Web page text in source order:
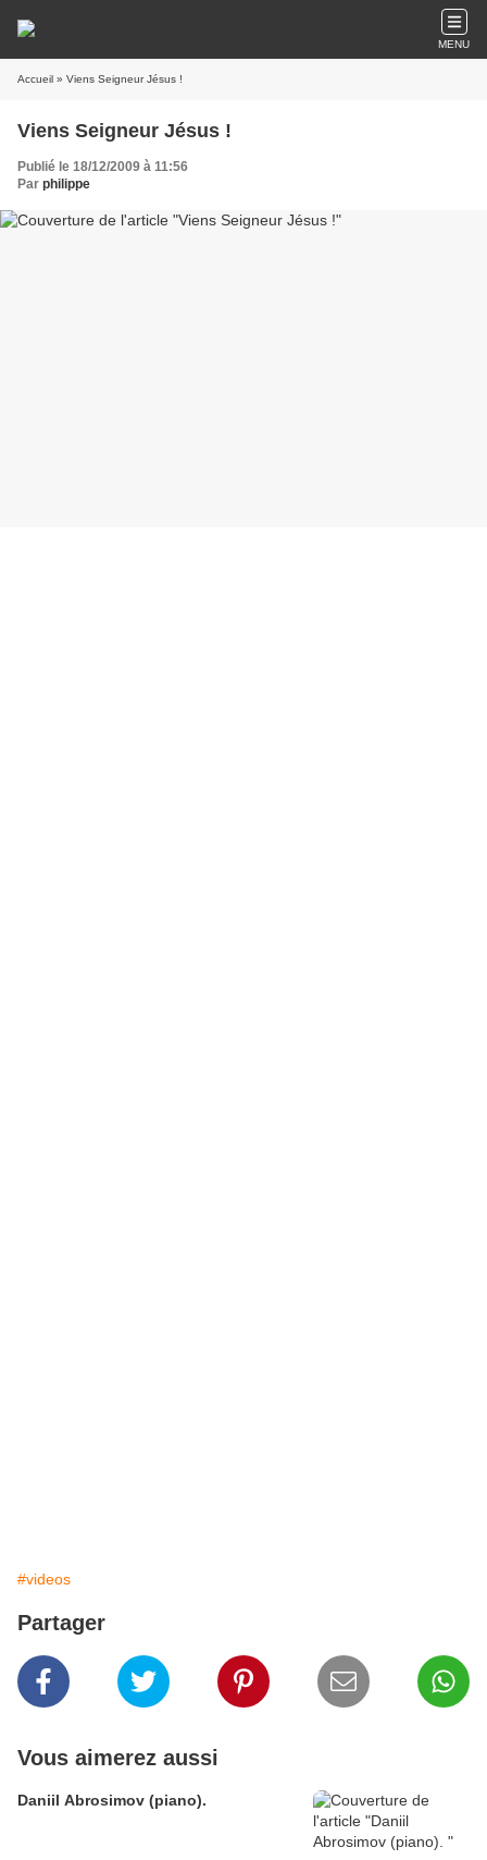
MENU
Accueil » Viens Seigneur Jésus !
Viens Seigneur Jésus !
Publié le 18/12/2009 à 11:56
Par philippe
#videos
Partager
Vous aimerez aussi
Daniil Abrosimov (piano).